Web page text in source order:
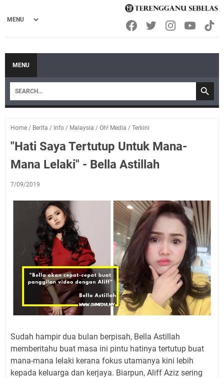
MENU
Home / Berita / Info / Malaysia / Oh! Media / Terkini
"Hati Saya Tertutup Untuk Mana-
Mana Lelaki" - Bella Astillah
7/09/2019
Sudah hampir dua bulan berpisah, Bella Astillah
memberitahu buat masa ini pintu hatinya tertutup buat
mana-mana lelaki kerana fokus utamanya kini lebih
kepada keluarga dan kerjaya. Biarpun, Aliff Aziz sering